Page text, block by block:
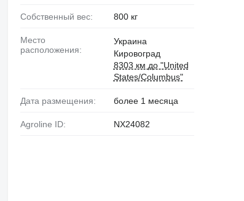
Собственный вес: 800 кг
Место
расположения:
Украина
Кировоград
8303 км до "United
States/Columbus"
Дата размещения: более 1 месяца
Agroline ID: NX24082